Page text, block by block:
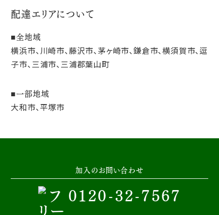
配達エリアについて
全地域
横浜市、川崎市、藤沢市、茅ヶ崎市、鎌倉市、横須賀市、逗
子市、三浦市、三浦郡葉山町
一部地域
大和市、平塚市
加入のお問い合わせ
0120-32-7567